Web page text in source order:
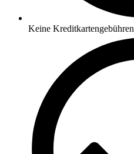
Keine Kreditkartengebühren